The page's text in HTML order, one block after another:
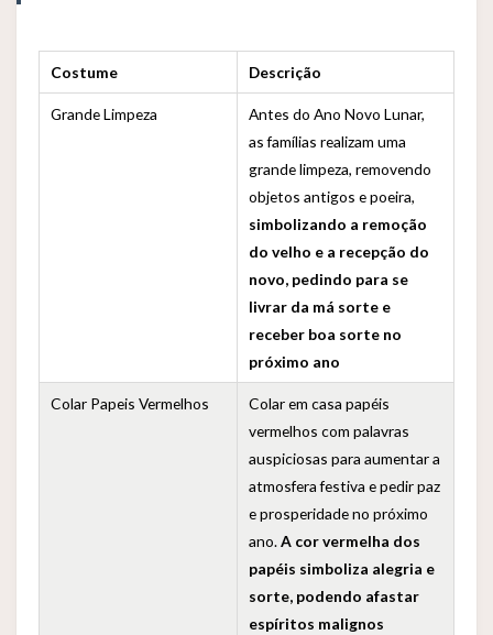
Costume Descrição
Grande Limpeza
Antes do Ano Novo Lunar,
as famílias realizam uma
grande limpeza, removendo
objetos antigos e poeira,
simbolizando a remoção
do velho e a recepção do
novo, pedindo para se
livrar da má sorte e
receber boa sorte no
próximo ano
Colar Papeis Vermelhos
Colar em casa papéis
vermelhos com palavras
auspiciosas para aumentar a
atmosfera festiva e pedir paz
e prosperidade no próximo
ano.A cor vermelha dos
papéis simboliza alegria e
sorte, podendo afastar
espíritos malignos